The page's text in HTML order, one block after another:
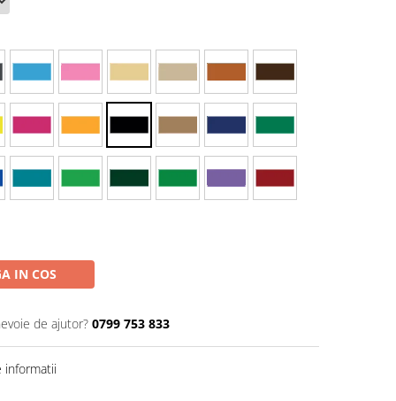
IN COS
de ajutor? 0799 753 833
informatii